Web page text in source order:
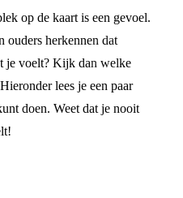
op de kaart is een gevoel.
ouders herkennen dat
je voelt? Kijk dan welke
lees je een paar
doen. Weet dat je nooit